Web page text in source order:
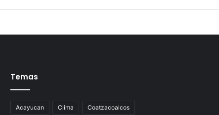
Temas
Acayucan Clima Coatzacoalcos